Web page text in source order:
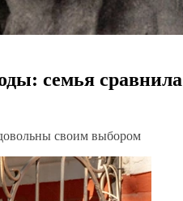
семья сравнила
своим выбором